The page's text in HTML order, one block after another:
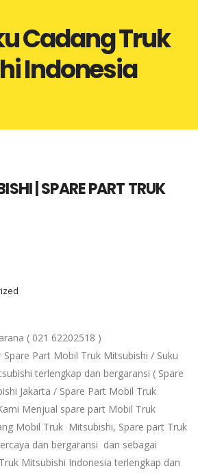
Cadang Truk
Indonesia
| SPARE PART TRUK
( 021 62202518 )
Part Mobil Truk Mitsubishi / Suku
terlengkap dan bergaransi ( Spare
Jakarta / Spare Part Mobil Truk
Menjual spare part Mobil Truk
Mobil Truk Mitsubishi, Spare part Truk
dan bergaransi dan sebagai
Mitsubishi Indonesia terlengkap dan